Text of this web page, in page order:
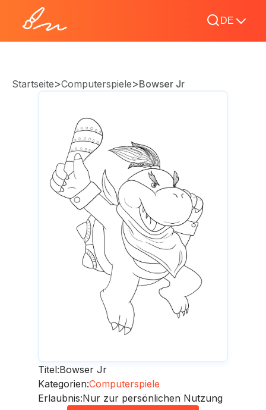
DE
Startseite>Computerspiele>Bowser Jr
Titel:Bowser Jr
Kategorien:Computerspiele
Erlaubnis:Nur zur persönlichen Nutzung